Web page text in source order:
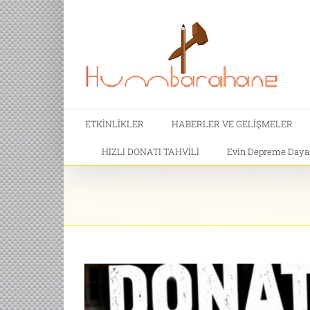
ETKİNLİKLER HABERLER VE GELİŞMELER
HIZLI DONATI TAHVİLİ Evin Depreme